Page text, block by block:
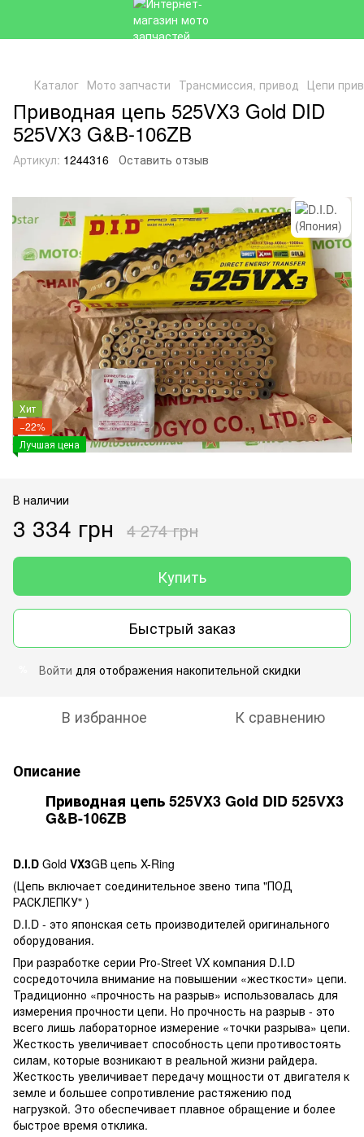
Каталог Мото запчасти Трансмиссия, привод Цепи
Приводная цепь 525VX3 Gold DID
525VX3 G&B-106ZB
Артикул: 1244316 Оставить отзыв
Хит
−22%
Лучшая цена
В наличии
3 334 грн 4 274 грн
Купить
Быстрый заказ
Войти для отображения накопительной скидки
В избранное К сравнению
Описание
Приводная цепь 525VX3 Gold DID 525VX3
G&B-106ZB
D.I.D Gold VX3GB цепь X-Ring
(Цепь включает соединительное звено типа "ПОД
РАСКЛЕПКУ" )
D.I.D - это японская сеть производителей оригинального
оборудования.
При разработке серии Pro-Street VX компания D.I.D
сосредоточила внимание на повышении «жесткости» цепи.
Традиционно «прочность на разрыв» использовалась для
измерения прочности цепи. Но прочность на разрыв - это
всего лишь лабораторное измерение «точки разрыва» цепи.
Жесткость увеличивает способность цепи противостоять
силам, которые возникают в реальной жизни райдера.
Жесткость увеличивает передачу мощности от двигателя к
земле и большее сопротивление растяжению под
нагрузкой. Это обеспечивает плавное обращение и более
быстрое время отклика.